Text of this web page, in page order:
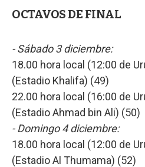
OCTAVOS DE FINAL
- Sábado 3 diciembre:
18.00 hora local (12:00 de
(Estadio Khalifa) (49)
22.00 hora local (16:00 de
(Estadio Ahmad bin Ali) (50)
- Domingo 4 diciembre:
18.00 hora local (12:00 de
(Estadio Al Thumama) (52)